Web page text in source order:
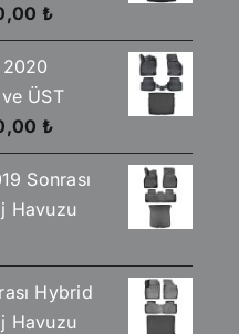
₺
ÜST
₺
Sonrası
Havuzu
Hybrid
Havuzu